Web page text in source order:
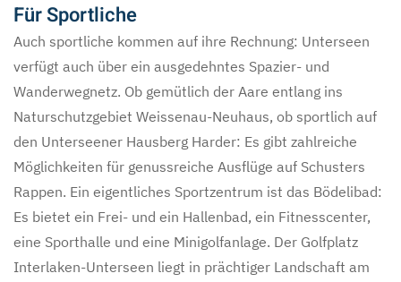
Für Sportliche
Auch sportliche kommen auf ihre Rechnung: Unterseen
verfügt auch über ein ausgedehntes Spazier- und
Wanderwegnetz. Ob gemütlich der Aare entlang ins
Naturschutzgebiet Weissenau-Neuhaus, ob sportlich auf
den Unterseener Hausberg Harder: Es gibt zahlreiche
Möglichkeiten für genussreiche Ausflüge auf Schusters
Rappen. Ein eigentliches Sportzentrum ist das Bödelibad:
Es bietet ein Frei- und ein Hallenbad, ein Fitnesscenter,
eine Sporthalle und eine Minigolfanlage. Der Golfplatz
Interlaken-Unterseen liegt in prächtiger Landschaft am